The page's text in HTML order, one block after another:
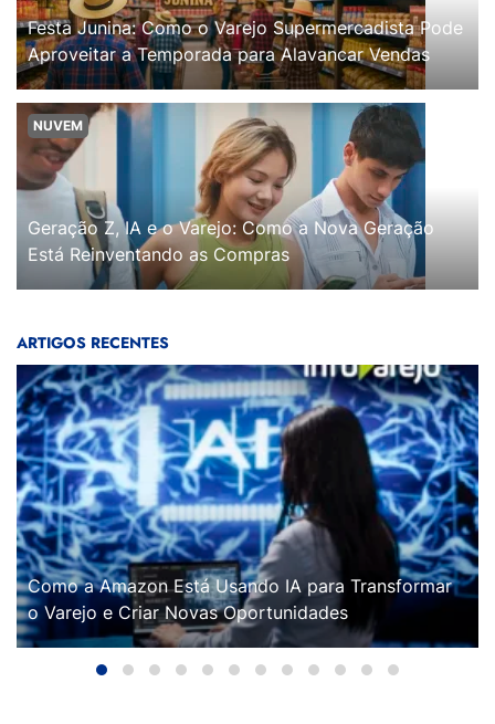
Festa Junina: Como o Varejo Supermercadista Pode
Aproveitar a Temporada para Alavancar Vendas
NUVEM
Geração Z, IA e o Varejo: Como a Nova Geração
Está Reinventando as Compras
ARTIGOS RECENTES
Como a Amazon Está Usando IA para Transformar
o Varejo e Criar Novas Oportunidades